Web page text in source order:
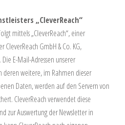
„CleverReach“
mittels „CleverReach“, einer
GmbH & Co. KG,
E-Mail-Adressen unserer
deren weitere, im Rahmen dieser
Daten, werden auf den Servern von
CleverReach verwendet diese
zur Auswertung der Newsletter in